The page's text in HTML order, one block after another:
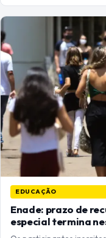
EDUCAÇÃO
Enade: prazo de
especial termina